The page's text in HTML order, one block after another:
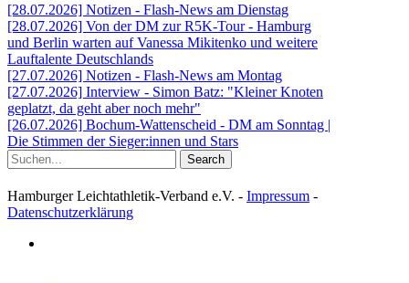
[28.07.2026] Notizen - Flash-News am Dienstag
[28.07.2026] Von der DM zur R5K-Tour - Hamburg
und Berlin warten auf Vanessa Mikitenko und weitere
Lauftalente Deutschlands
[27.07.2026] Notizen - Flash-News am Montag
[27.07.2026] Interview - Simon Batz: "Kleiner Knoten
geplatzt, da geht aber noch mehr"
[26.07.2026] Bochum-Wattenscheid - DM am Sonntag |
Die Stimmen der Sieger:innen und Stars
Search
Hamburger Leichtathletik-Verband e.V. - Impressum -
Datenschutzerklärung